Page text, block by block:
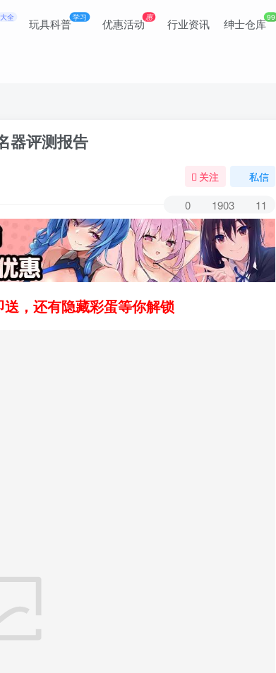
大全 玩具科普学习 优惠活动惠 行业资讯 绅士仓库99
器评测报告
关注 私信
0 1903 11
，还有隐藏彩蛋等你解锁